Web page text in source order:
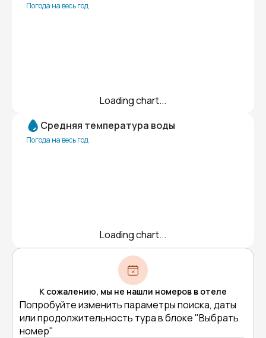
Погода на весь год
Loading chart...
Средняя температура воды
Погода на весь год
Loading chart...
К сожалению, мы не нашли номеров в отеле
Попробуйте изменить параметры поиска, даты
или продолжительность тура в блоке "Выбрать
номер"